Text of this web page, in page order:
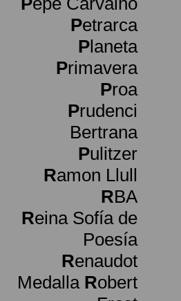
Petrarca
Planeta
Primavera
Proa
Prudenci
Bertrana
Pulitzer
Ramon Llull
RBA
Reina Sofía de
Poesía
Renaudot
Medalla Robert